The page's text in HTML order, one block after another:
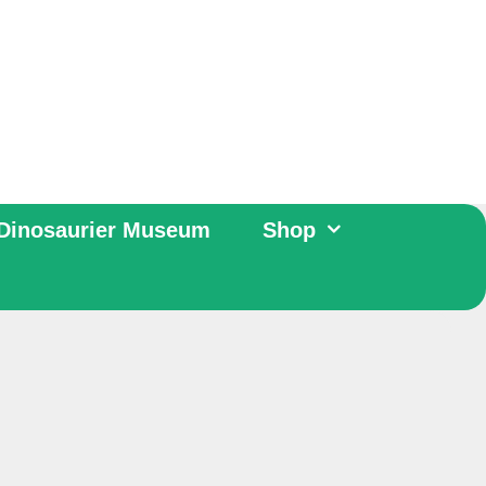
Museum Shop